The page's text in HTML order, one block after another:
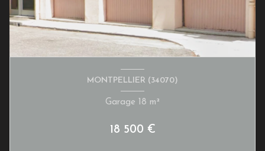
MONTPELLIER (34070)
Garage 18 m²
18 500 €